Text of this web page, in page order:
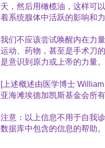
天，然后用橄榄油，这样可
着系统腺体中活跃的影响和
我们不应该尝试唤醒内在力
运动、药物，甚至是手术刀
是意识到原力或上帝的力量
[上述概述由医学博士
亚海滩埃德加凯斯基金会所
注意：以上信息不用于自我
数据库中包含的信息的帮助。